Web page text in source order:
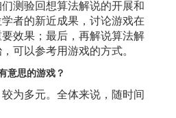
测验回想算法解说的开展和
者的新近成果，讨论游戏在
效果；最后，再解说算法解
可以参考用游戏的方式。
意思的游戏？
为多元。全体来说，随时间